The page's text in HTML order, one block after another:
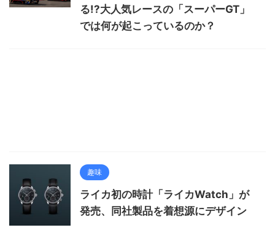
る!?大人気レースの「スーパーGT」
では何が起こっているのか？
趣味
ライカ初の時計「ライカWatch」が
発売、同社製品を着想源にデザイン